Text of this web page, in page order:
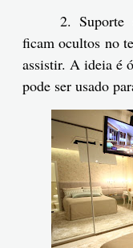
2.
ficam ocultos no
assistir. A ideia é
pode ser usado